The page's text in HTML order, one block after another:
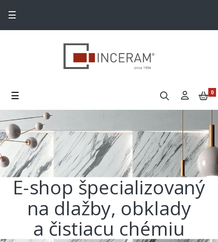
Toggle navigation
☰
Toggle navigation
☰ 0
E-shop špecializovaný
na dlažby, obklady
a čistiacu chémiu